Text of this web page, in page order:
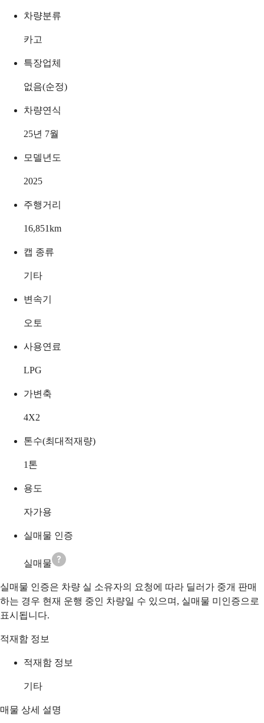
차량분류
카고
특장업체
없음(순정)
차량연식
25년 7월
모델년도
2025
주행거리
16,851km
캡 종류
기타
변속기
오토
사용연료
LPG
가변축
4X2
톤수(최대적재량)
1 톤
용도
자가용
실매물 인증
실매물
실매물 인증은 차량 실 소유자의 요청에 따라 딜러가 중개 판매
하는 경우 현재 운행 중인 차량일 수 있으며, 실매물 미인증으로
표시됩니다.
적재함 정보
적재함 정보
기타
매물 상세 설명